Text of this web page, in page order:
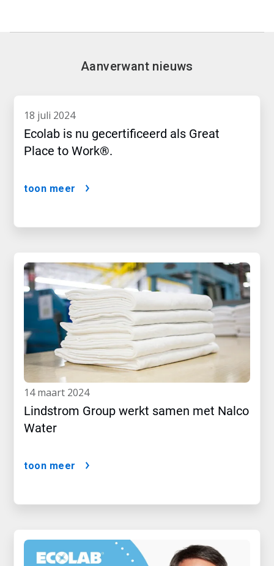
Aanverwant nieuws
18 juli 2024
Ecolab is nu gecertificeerd als Great
Place to Work®.
toon meer
14 maart 2024
Lindstrom Group werkt samen met Nalco
Water
toon meer